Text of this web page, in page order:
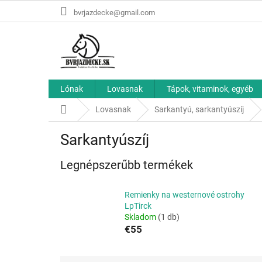
bvrjazdecke@gmail.com
Lónak Lovasnak Tápok, vitaminok, egyéb
KezdőlapLovasnak Sarkantyú, sarkantyúszíj
Sarkantyúszíj
Legnépszerűbb termékek
Remienky na westernové ostrohy
LpTirck
Skladom (1 db)
€55